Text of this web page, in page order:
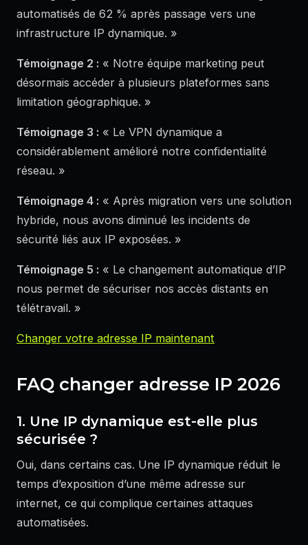
automatisés de 62 % après passage vers une
infrastructure IP dynamique. »
Témoignage 2 : « Notre équipe marketing peut
désormais accéder à plusieurs plateformes sans
limitation géographique. »
Témoignage 3 : « Le VPN dynamique a
considérablement amélioré notre confidentialité
réseau. »
Témoignage 4 : « Après migration vers une solution
hybride, nous avons diminué les incidents de
sécurité liés aux IP exposées. »
Témoignage 5 : « Le changement automatique d’IP
nous permet de sécuriser nos accès distants en
télétravail. »
Changer votre adresse IP maintenant
FAQ changer adresse IP 2026
1. Une IP dynamique est-elle plus
sécurisée ?
Oui, dans certains cas. Une IP dynamique réduit le
temps d’exposition d’une même adresse sur
internet, ce qui complique certaines attaques
automatisées.